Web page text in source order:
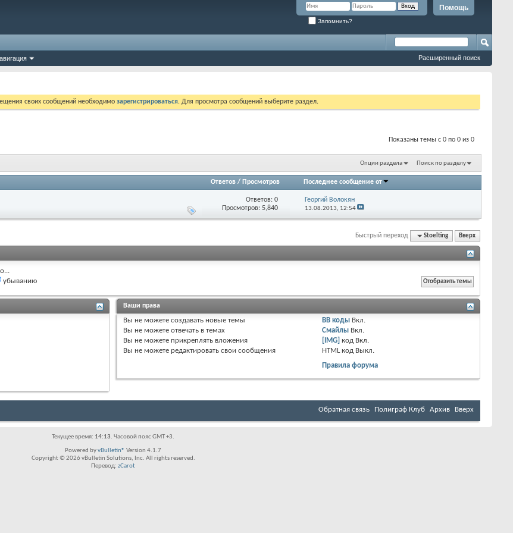
Помощь
Запомнить?
Расширенный поиск
своих сообщений необходимо зарегистрироваться. Для просмотра сообщений выберите раздел.
Показаны темы с 0 по 0 из 0
Опции раздела Поиск по разделу
Ответов / Просмотров Последнее сообщение от
Ответов:0
Просмотров: 5,840
Георгий Волокян
13.08.2013, 12:54
Быстрый переход Stoelting Вверх
убыванию
Ваши права
Вы не можете создавать новые темы
Вы не можете отвечать в темах
Вы не можете прикреплять вложения
Вы не можете редактировать свои сообщения
BB коды Вкл.
Смайлы Вкл.
[IMG] код Вкл.
HTML код Выкл.
Правила форума
Обратная связь Полиграф Клуб Архив Вверх
Текущее время: 14:13. Часовой пояс GMT +3.
Powered byvBulletin® Version 4.1.7
Copyright © 2026 vBulletin Solutions, Inc. All rights reserved.
Перевод: zCarot